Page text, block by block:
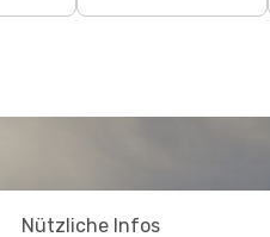
Nützliche Infos